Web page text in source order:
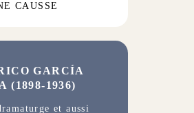
CAUSSE
GARCÍA
(1898-1936)
et aussi